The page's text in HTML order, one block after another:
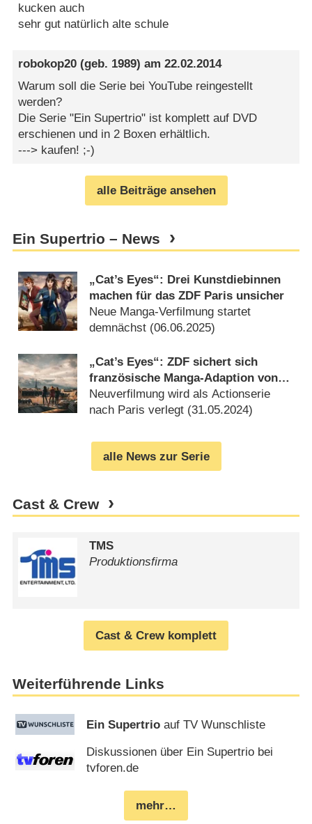
kucken auch
sehr gut natürlich alte schule
robokop20 (geb. 1989) am22.02.2014
Warum soll die Serie bei YouTube reingestellt
werden?
Die Serie "Ein Supertrio" ist komplett auf DVD
erschienen und in 2 Boxen erhältlich.
---> kaufen! ;-)
alle Beiträge ansehen
Ein Supertrio – News
„Cat’s Eyes“: Drei Kunstdiebinnen
machen für das ZDF Paris unsicher
Neue Manga-Verfilmung startet
demnächst (06.06.2025)
„Cat’s Eyes“: ZDF sichert sich
französische Manga-Adaption von
„Ein Supertrio“
Neuverfilmung wird als Actionserie
nach Paris verlegt (31.05.2024)
alle News zur Serie
Cast & Crew
TMS
Produktionsfirma
Cast & Crew komplett
Weiterführende Links
Ein Supertrio auf TV Wunschliste
Diskussionen über Ein Supertrio bei
tvforen.de
mehr…